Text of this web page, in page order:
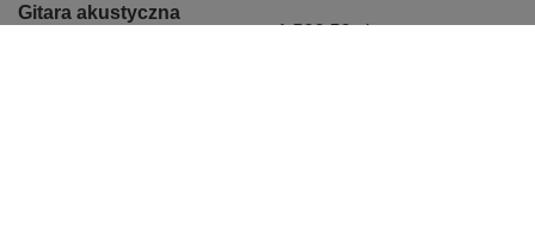
Gitara akustyczna
1 528,52 zł